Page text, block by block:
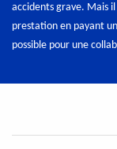
accidents grave. Mais
prestation en payant
possible pour une